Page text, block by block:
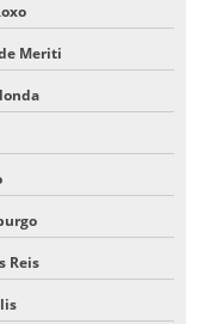
Meriti
Reis